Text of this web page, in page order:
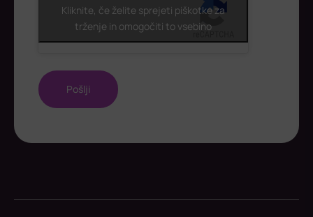
Kliknite, če želite sprejeti piškotke za
trženje in omogočiti to vsebino